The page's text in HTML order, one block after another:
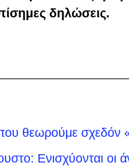
δηλώσεις.
θεωρούμε σχεδόν
Ενισχύονται οι